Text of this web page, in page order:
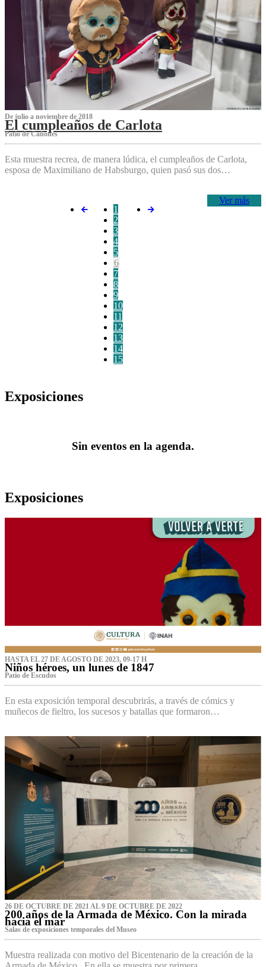
De julio a noviembre de 2018
El cumpleaños de Carlota
Patio de Cañones
Esta muestra recrea, de manera lúdica, el cumpleaños de Carlota,
esposa de Maximiliano de Habsburgo, quien pasó sus dos…
Ver más
1
2
3
4
5
6
7
8
9
10
11
12
13
14
15
Exposiciones
Sin eventos en la agenda.
Exposiciones
HASTA EL 27 DE AGOSTO DE 2023, 09-17 H
Niños héroes, un lunes de 1847
Patio de Escudos
En esta exposición temporal descubrirás, a través de cómics y
muñecos de fieltro, los sucesos y batallas que formaron…
26 DE OCTUBRE DE 2021 AL 9 DE OCTUBRE DE 2022
200 años de la Armada de México. Con la mirada
hacia el mar
Salas de exposiciones temporales del Museo‌
Muestra realizada con motivo del Bicentenario de la creación de la